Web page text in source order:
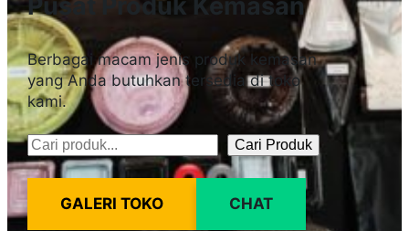
Berbagai macam jenis produk kemasan
yang Anda butuhkan tersedia di toko
kami.
Pencarian Cari Produk
GALERI TOKO CHAT